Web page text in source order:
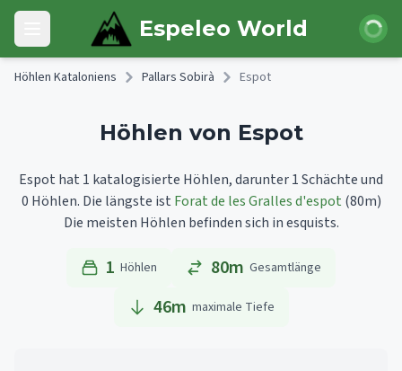
Skip to main content
Open main menu Espeleo World
Höhlen Kataloniens Pallars Sobirà Espot
Höhlen von Espot
Espot hat 1 katalogisierte Höhlen, darunter 1 Schächte und
0 Höhlen. Die längste ist Forat de les Gralles d'espot (80m)
Die meisten Höhlen befinden sich in esquists.
1 Höhlen 80m Gesamtlänge
46m maximale Tiefe